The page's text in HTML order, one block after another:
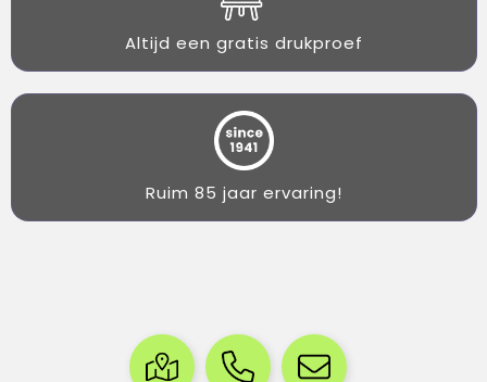
Altijd een gratis drukproef
Ruim 85 jaar ervaring!